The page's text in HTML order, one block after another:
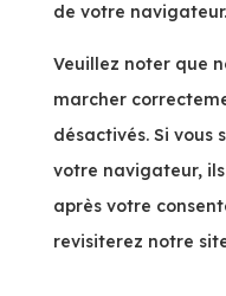
de votre navigateur.
Veuillez noter que
marcher
désactivés. Si vous
votre navigateur,
après votre
revisiterez notre